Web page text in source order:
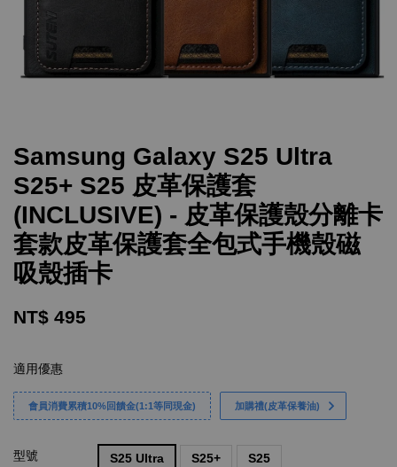
Samsung Galaxy S25 Ultra
S25+ S25 皮革保護套
(INCLUSIVE) - 皮革保護殼分離卡
套款皮革保護套全包式手機殼磁
吸殼插卡
NT$ 495
適用優惠
會員消費累積10%回饋金(1:1等同現金) 加購禮(皮革保養油)
型號 S25 Ultra S25+ S25